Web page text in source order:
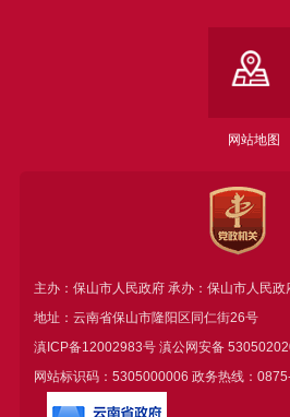
网站地图
主办：保山市人民政府 承办：保山市人民政
地址：云南省保山市隆阳区同仁街26号
滇ICP备12002983号滇公网安备
网站标识码：5305000006 政务热线：